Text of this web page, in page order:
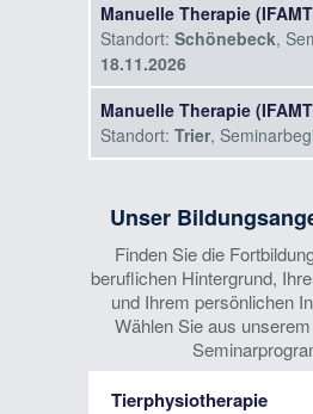
Manuelle Therapie
Standort: Schönebeck,
18.11.2026
Manuelle Therapie
Standort: Trier,
Management von
(Concussion)
Standort:Düsseldorf,
24.04.2027
Unser
Finden Sie die
beruflichen Hintergrund,
und Ihrem persönlichen
Wählen Sie aus
Tierphysiotherapie